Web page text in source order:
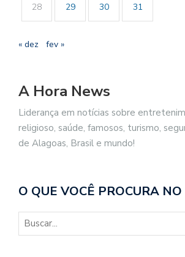
28 29 30 31
« dez fev »
A Hora News
Liderança em notícias sobre
religioso, saúde, famosos, turismo,
de Alagoas, Brasil e mundo!
O QUE VOCÊ PROCURA NO